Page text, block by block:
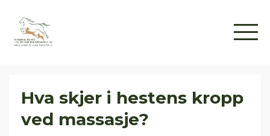
Hva skjer i hestens kropp
ved massasje?